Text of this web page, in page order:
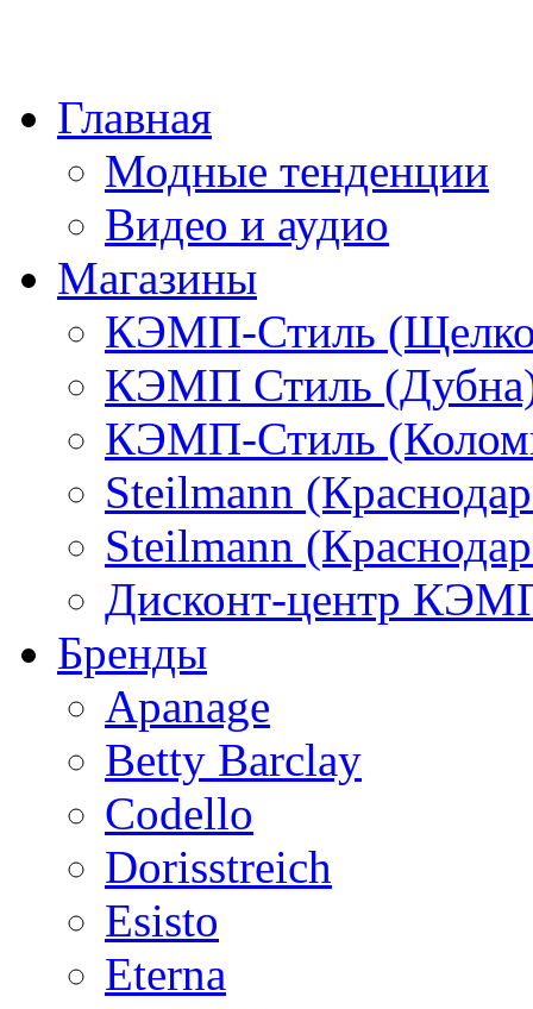
Главная
Модные тенденции
Видео и аудио
Магазины
КЭМП-Стиль
КЭМП Стиль
КЭМП-Стиль
Steilmann
Steilmann
Дисконт-центр
Бренды
Apanage
Betty Barclay
Codello
Dorisstreich
Esisto
Eterna